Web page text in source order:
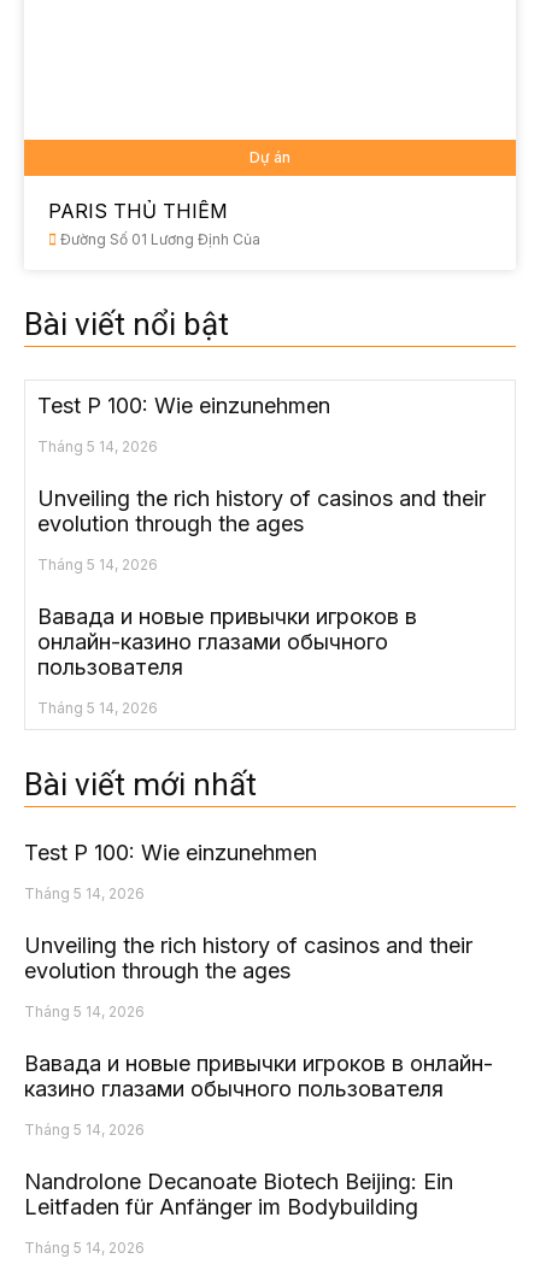
Dự án
PARIS THỦ THIÊM
Đường Số 01 Lương Định Của
Bài viết nổi bật
Test P 100: Wie einzunehmen
Tháng 5 14, 2026
Unveiling the rich history of casinos and their
evolution through the ages
Tháng 5 14, 2026
Вавада и новые привычки игроков в
онлайн-казино глазами обычного
пользователя
Tháng 5 14, 2026
Bài viết mới nhất
Test P 100: Wie einzunehmen
Tháng 5 14, 2026
Unveiling the rich history of casinos and their
evolution through the ages
Tháng 5 14, 2026
Вавада и новые привычки игроков в онлайн-
казино глазами обычного пользователя
Tháng 5 14, 2026
Nandrolone Decanoate Biotech Beijing: Ein
Leitfaden für Anfänger im Bodybuilding
Tháng 5 14, 2026